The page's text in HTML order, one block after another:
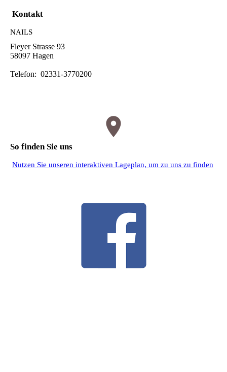
Kontakt
NAILS
Fleyer Strasse 93
58097 Hagen
Telefon: 02331-3770200
So finden Sie uns
Nutzen Sie unseren interaktiven La­ge­plan, um zu uns zu finden